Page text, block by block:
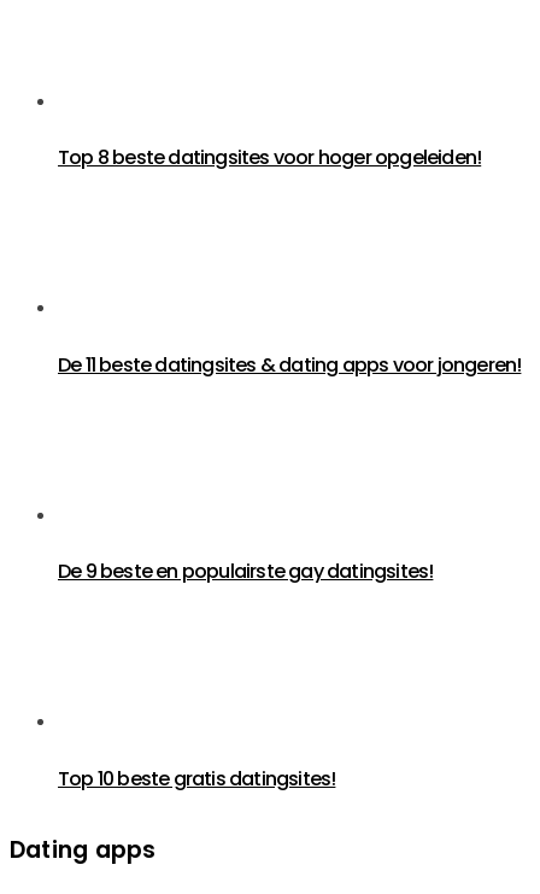
Top 8 beste datingsites voor hoger opgeleiden!
De 11 beste datingsites & dating apps voor jongeren!
De 9 beste en populairste gay datingsites!
Top 10 beste gratis datingsites!
Dating apps